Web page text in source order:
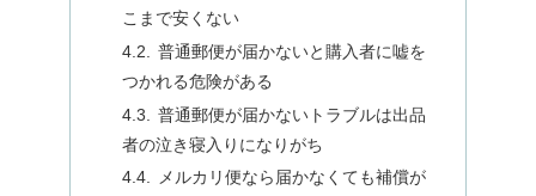
こまで安くない
普通郵便が届かないと購入者に嘘を
つかれる危険がある
普通郵便が届かないトラブルは出品
者の泣き寝入りになりがち
メルカリ便なら届かなくても補償が